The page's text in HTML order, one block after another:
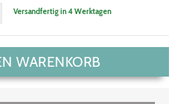
Versandfertig in 4 Werktagen
WARENKORB